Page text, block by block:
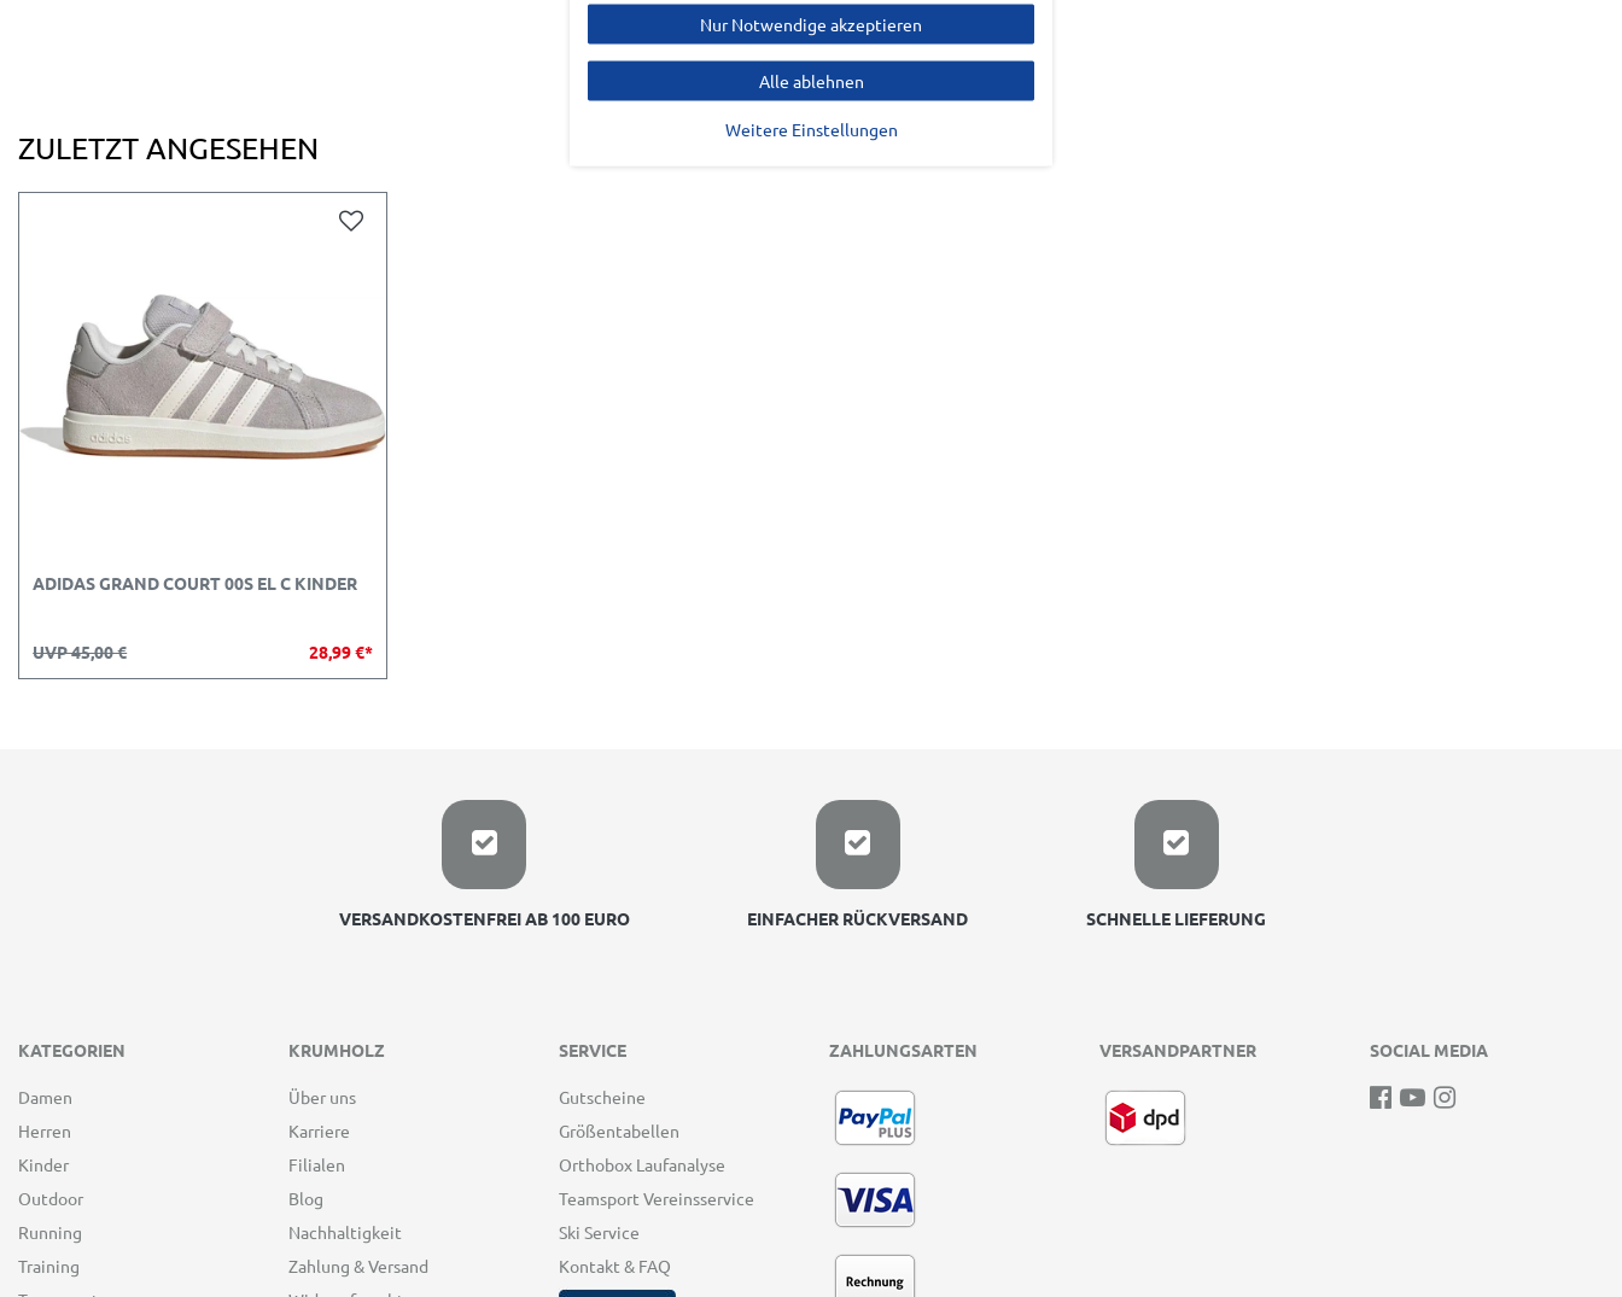
ZULETZT ANGESEHEN
ADIDAS GRAND COURT 00S EL C KINDER
UVP 45,00 € 28,99 €*
VERSANDKOSTENFREI AB 100 EURO EINFACHER RÜCKVERSAND SCHNELLE LIEFERUNG
KATEGORIEN
Damen
Herren
Kinder
Outdoor
Running
Training
KRUMHOLZ
Über uns
Karriere
Filialen
Blog
Nachhaltigkeit
Zahlung & Versand
SERVICE
Gutscheine
Größentabellen
Orthobox Laufanalyse
Teamsport Vereinsservice
Ski Service
Kontakt & FAQ
ZAHLUNGSARTEN VERSANDPARTNER SOCIAL MEDIA
Nur Notwendige akzeptieren
Alle ablehnen
Weitere Einstellungen